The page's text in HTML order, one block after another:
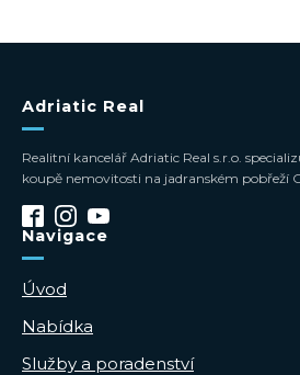
Adriatic Real
Realitní kancelář Adriatic Real s.r.o.
koupě nemovitosti na jadranském pobřeží
Navigace
Úvod
Nabídka
Služby a poradenství